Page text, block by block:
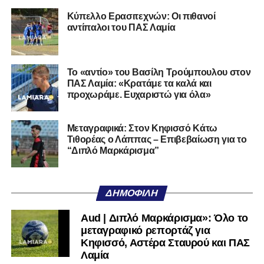
27/06/2002) προέρχεται επίσης από μία γεμάτη χρονιά
στη Γ’ Εθνική με τον ΠΑΣ Λαμία. Στο παρελθόν
αγωνίστηκε στον Λεβαδειακό, ενώ πέρασε και από ομάδες
της Serie D στην Ιταλία, όπως οι Nocerina, S. Maria
Cilento και Castrovillari, έχοντας ξεκινήσει την
ποδοσφαιρική του διαδρομή από τον Απόλλωνα Σμύρνης.
Τον καλωσορίζουμε στην οικογένεια του Σαρωνικού και
του ευχόμαστε υγεία και επιτυχίες.»
Ακολουθήστε τοlamiara.grστοGoogle Newsγια να
μαθαίνετε πρώτοι τα κυανόλευκα νέα στην Ελλάδα και τον
Twitterκαι στοInstagram
μαθαίνετε σε χρόνο dt όλα τα νέα.
Κύπελλο Ερασιτεχνών: Οι πιθανοί
αντίπαλοι του ΠΑΣ Λαμία
Το «αντίο» του Βασίλη Τρούμπουλου στον
ΠΑΣ Λαμία: «Κρατάμε τα καλά και
προχωράμε. Ευχαριστώ για όλα»
Μεταγραφικά: Στον Κηφισσό Κάτω
Τιθορέας ο Λάππας – Επιβεβαίωση για το
“Διπλό Μαρκάρισμα”
ΔΗΜΟΦΙΛΉ
Aud | Διπλό Μαρκάρισμα»: Όλο το
μεταγραφικό ρεπορτάζ για
Κηφισσό, Αστέρα Σταυρού και ΠΑΣ
Λαμία